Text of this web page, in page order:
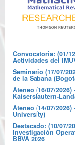
Convocatoria: (01/
Actividades del
Seminario (17/07/
de la Sabana
Ateneo (16/07/
Kaiserslautern-
Ateneo (14/07/
University)
Destacado: (10/07/
Investigación
BBVA 2026